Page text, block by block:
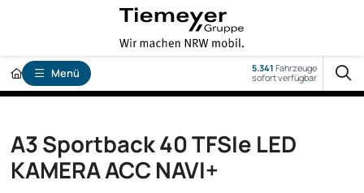
Menü 5.341 Fahrzeuge
sofort verfügbar
A3 Sportback 40 TFSIe LED
KAMERA ACC NAVI+